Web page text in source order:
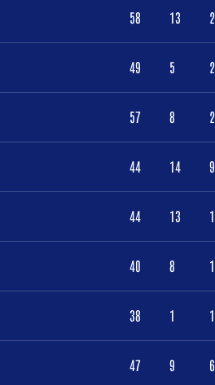
58 13
49 5
57 8
44 14 9
44 13
40 8
38 1
47 9 6